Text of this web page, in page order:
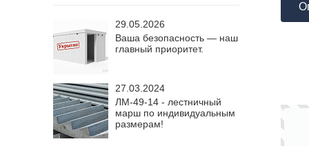
29.05.2026
Ваша безопасность — наш
главный приоритет.
27.03.2024
ЛМ-49-14 - лестничный
марш по индивидуальным
размерам!